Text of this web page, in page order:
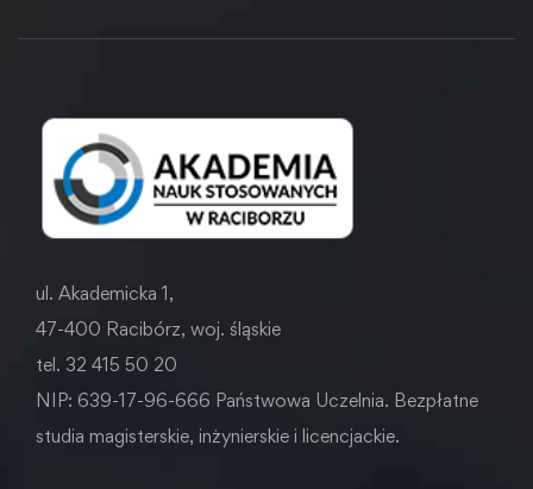
ul. Akademicka 1,
47-400 Racibórz, woj. śląskie
tel. 32 415 50 20
NIP: 639-17-96-666 Państwowa Uczelnia. Bezpłatne
studia magisterskie, inżynierskie i licencjackie.